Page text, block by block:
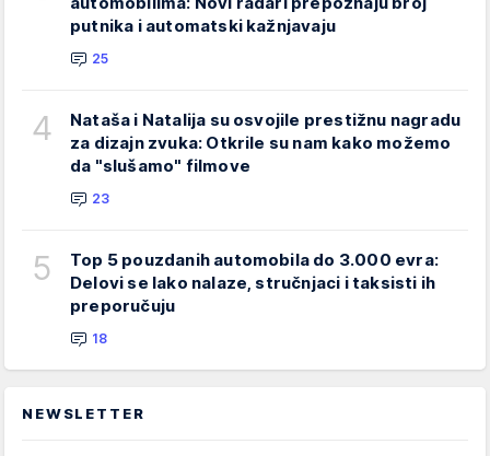
putnika i automatski kažnjavaju
25
4
Nataša i Natalija su osvojile prestižnu nagradu
za dizajn zvuka: Otkrile su nam kako možemo
da "slušamo" filmove
23
5
Top 5 pouzdanih automobila do 3.000 evra:
Delovi se lako nalaze, stručnjaci i taksisti ih
preporučuju
18
NEWSLETTER